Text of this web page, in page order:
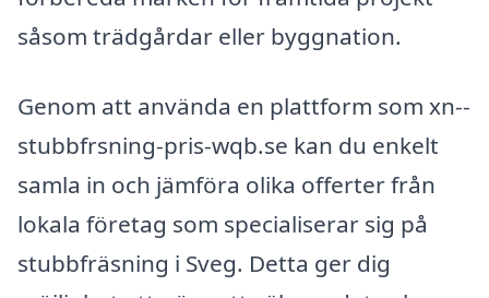
såsom trädgårdar eller byggnation.
Genom att använda en plattform som xn--
stubbfrsning-pris-wqb.se kan du enkelt
samla in och jämföra olika offerter från
lokala företag som specialiserar sig på
stubbfräsning i Sveg. Detta ger dig